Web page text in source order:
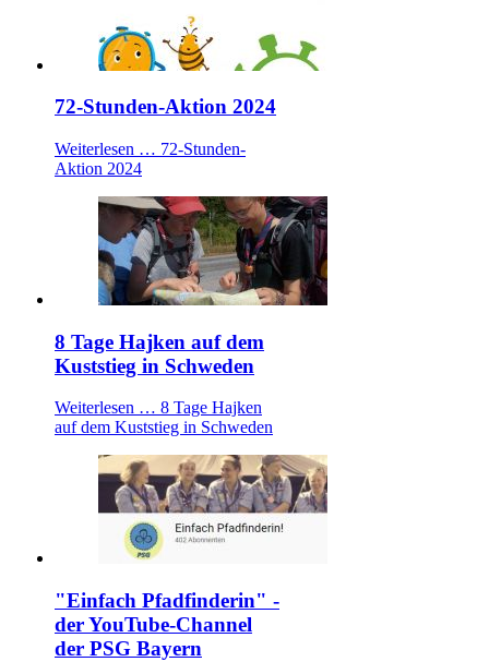
72-Stunden-Aktion 2024
Weiterlesen … 72-Stunden-
Aktion 2024
8 Tage Hajken auf dem
Kuststieg in Schweden
Weiterlesen … 8 Tage Hajken
auf dem Kuststieg in Schweden
"Einfach Pfadfinderin" -
der YouTube-Channel
der PSG Bayern